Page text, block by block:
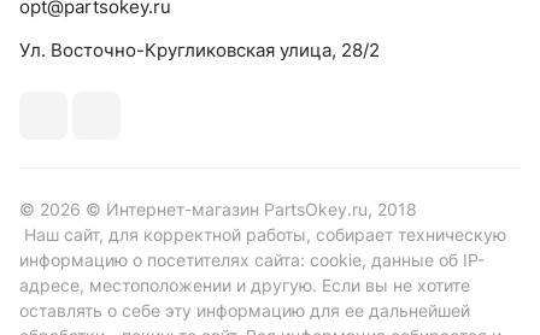
opt@partsokey.ru
Ул. Восточно-Кругликовская улица, 28/2
© 2026 © Интернет-магазин PartsOkey.ru, 2018
Наш сайт, для корректной работы, собирает техническую
информацию о посетителях сайта: cookie, данные об IP-
адресе, местоположении и другую. Если вы не хотите
оставлять о себе эту информацию для ее дальнейшей